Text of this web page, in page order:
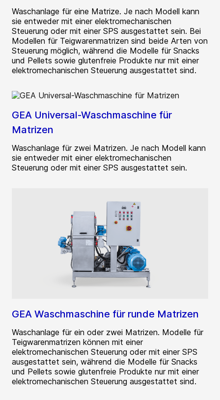
Waschanlage für eine Matrize. Je nach Modell kann
sie entweder mit einer elektromechanischen
Steuerung oder mit einer SPS ausgestattet sein. Bei
Modellen für Teigwarenmatrizen sind beide Arten von
Steuerung möglich, während die Modelle für Snacks
und Pellets sowie glutenfreie Produkte nur mit einer
elektromechanischen Steuerung ausgestattet sind.
GEA Universal-Waschmaschine für
Matrizen
Waschanlage für zwei Matrizen. Je nach Modell kann
sie entweder mit einer elektromechanischen
Steuerung oder mit einer SPS ausgestattet sein.
GEA Waschmaschine für runde Matrizen
Waschanlage für ein oder zwei Matrizen. Modelle für
Teigwarenmatrizen können mit einer
elektromechanischen Steuerung oder mit einer SPS
ausgestattet sein, während die Modelle für Snacks
und Pellets sowie glutenfreie Produkte nur mit einer
elektromechanischen Steuerung ausgestattet sind.